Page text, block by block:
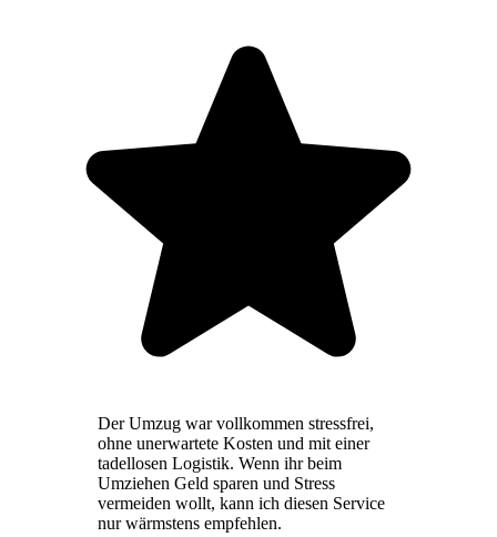
Der Umzug war vollkommen stressfrei,
ohne unerwartete Kosten und mit einer
tadellosen Logistik. Wenn ihr beim
Umziehen Geld sparen und Stress
vermeiden wollt, kann ich diesen Service
nur wärmstens empfehlen.